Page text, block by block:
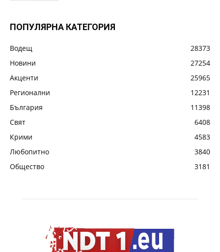
ПОПУЛЯРНА КАТЕГОРИЯ
Водещ
28373
Новини
27254
Акценти
25965
Регионални
12231
България
11398
Свят
6408
Крими
4583
Любопитно
3840
Общество
3181